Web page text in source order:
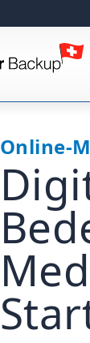
Online-